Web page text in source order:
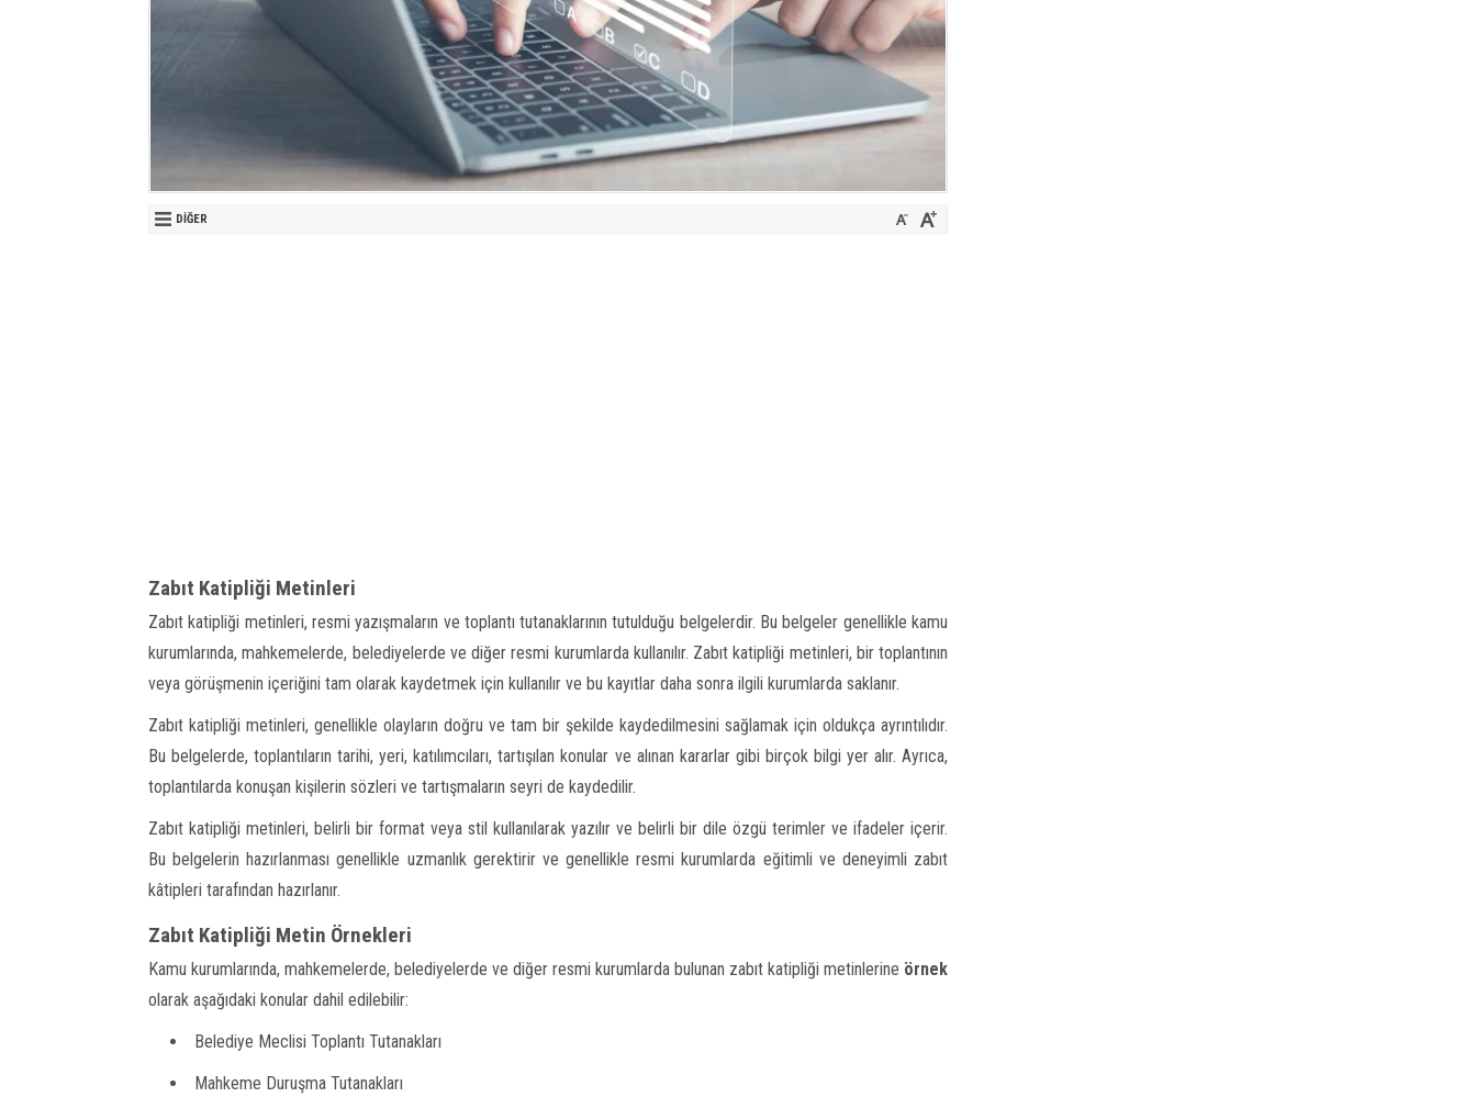
DIĞER
Zabıt Katipliği Metinleri
Zabıt katipliği metinleri, resmi yazışmaların ve toplantı tutanaklarının tutulduğu belgelerdir. Bu belgeler genellikle kamu
kurumlarında, mahkemelerde, belediyelerde ve diğer resmi kurumlarda kullanılır. Zabıt katipliği metinleri, bir toplantının
veya görüşmenin içeriğini tam olarak kaydetmek için kullanılır ve bu kayıtlar daha sonra ilgili kurumlarda saklanır.
Zabıt katipliği metinleri, genellikle olayların doğru ve tam bir şekilde kaydedilmesini sağlamak için oldukça ayrıntılıdır.
Bu belgelerde, toplantıların tarihi, yeri, katılımcıları, tartışılan konular ve alınan kararlar gibi birçok bilgi yer alır. Ayrıca,
toplantılarda konuşan kişilerin sözleri ve tartışmaların seyri de kaydedilir.
Zabıt katipliği metinleri, belirli bir format veya stil kullanılarak yazılır ve belirli bir dile özgü terimler ve ifadeler içerir.
Bu belgelerin hazırlanması genellikle uzmanlık gerektirir ve genellikle resmi kurumlarda eğitimli ve deneyimli zabıt
kâtipleri tarafından hazırlanır.
Zabıt Katipliği Metin Örnekleri
Kamu kurumlarında, mahkemelerde, belediyelerde ve diğer resmi kurumlarda bulunan zabıt katipliği metinlerine örnek
olarak aşağıdaki konular dahil edilebilir:
Belediye Meclisi Toplantı Tutanakları
Mahkeme Duruşma Tutanakları